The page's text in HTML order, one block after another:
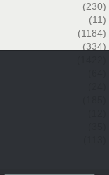
(230)
(11)
(1184)
(334)